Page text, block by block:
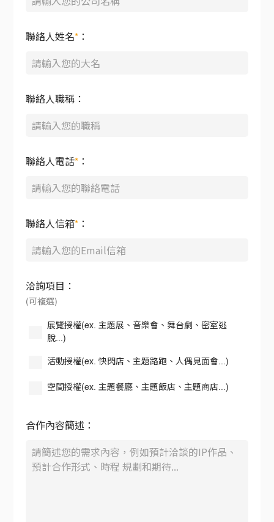
聯絡人姓名* ：
聯絡人職稱：
聯絡人電話* ：
聯絡人信箱* ：
洽詢項目：
(可複選)
展覽授權(ex. 主題展、音樂會、舞台劇、密室逃
脫...)
活動授權(ex. 快閃店、主題路跑、人偶見面會...)
空間授權(ex. 主題餐廳、主題飯店、主題商店...)
合作內容簡述：